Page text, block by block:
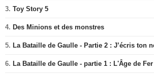
3. Toy Story 5
4. Des Minions et des monstres
5. La Bataille de Gaulle - Partie 2 : J’écris ton
6. La Bataille de Gaulle - partie 1 : L'Âge de Fer